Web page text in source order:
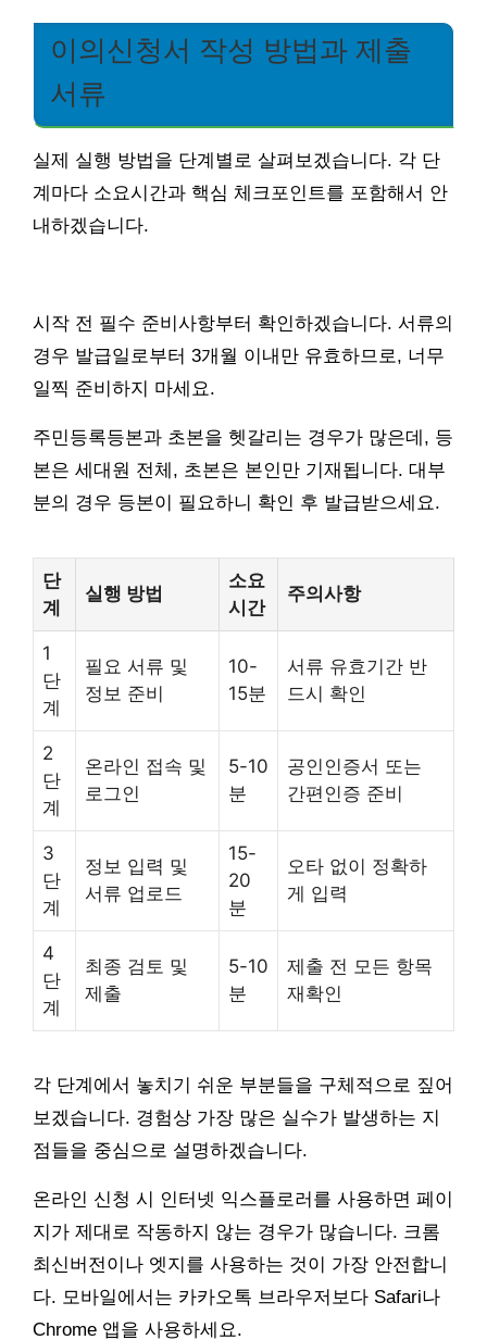
이의신청서 작성 방법과 제출
서류
실제 실행 방법을 단계별로 살펴보겠습니다. 각 단
계마다 소요시간과 핵심 체크포인트를 포함해서 안
내하겠습니다.
시작 전 필수 준비사항부터 확인하겠습니다. 서류의
경우 발급일로부터 3개월 이내만 유효하므로, 너무
일찍 준비하지 마세요.
주민등록등본과 초본을 헷갈리는 경우가 많은데, 등
본은 세대원 전체, 초본은 본인만 기재됩니다. 대부
분의 경우 등본이 필요하니 확인 후 발급받으세요.
단
계
실행 방법
소요
시간
주의사항
1
단
계
필요 서류 및
정보 준비
10-
15분
서류 유효기간 반
드시 확인
2
단
계
온라인 접속 및
로그인
5-10
분
공인인증서 또는
간편인증 준비
3
단
계
정보 입력 및
서류 업로드
15-
20
분
오타 없이 정확하
게 입력
4
단
계
최종 검토 및
제출
5-10
분
제출 전 모든 항목
재확인
각 단계에서 놓치기 쉬운 부분들을 구체적으로 짚어
보겠습니다. 경험상 가장 많은 실수가 발생하는 지
점들을 중심으로 설명하겠습니다.
온라인 신청 시 인터넷 익스플로러를 사용하면 페이
지가 제대로 작동하지 않는 경우가 많습니다. 크롬
최신버전이나 엣지를 사용하는 것이 가장 안전합니
다. 모바일에서는 카카오톡 브라우저보다 Safari나
Chrome 앱을 사용하세요.